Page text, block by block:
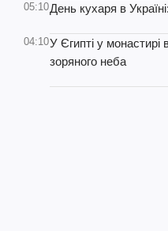
05:10День кухаря в
04:10У Єгипті у монастирі
зоряного неба